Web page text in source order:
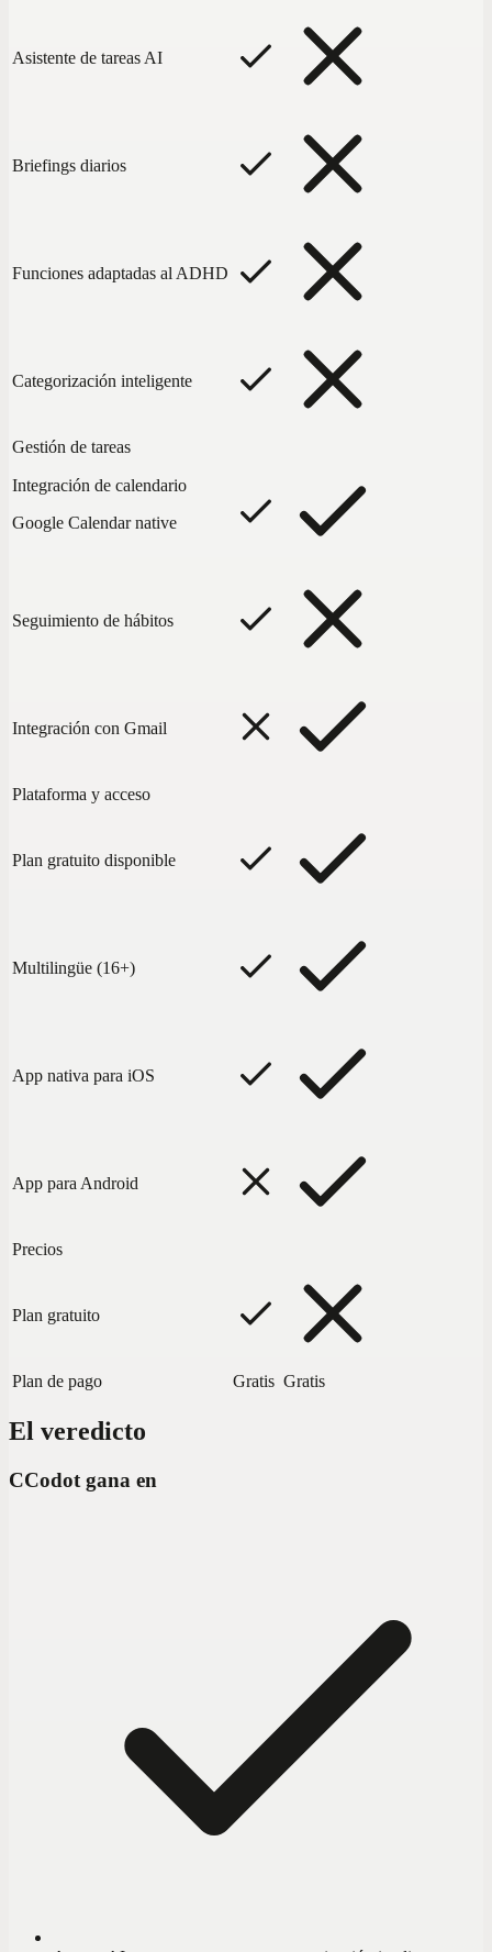
Asistente de tareas AI
Briefings diarios
Funciones adaptadas al ADHD
Categorización inteligente
Gestión de tareas
Integración de calendario
Google Calendar native
Seguimiento de hábitos
Integración con Gmail
Plataforma y acceso
Plan gratuito disponible
Multilingüe (16+)
App nativa para iOS
App para Android
Precios
Plan gratuito
Plan de pago Gratis Gratis
El veredicto
CCodot gana en